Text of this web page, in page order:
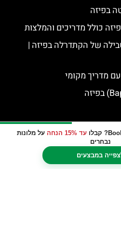
עד 15% הנחה
על מלונות
נבחרים
במבצעים
כולל מדריכים והמלצות
של הקתדרלה בפיזה |
מדריך מקומי